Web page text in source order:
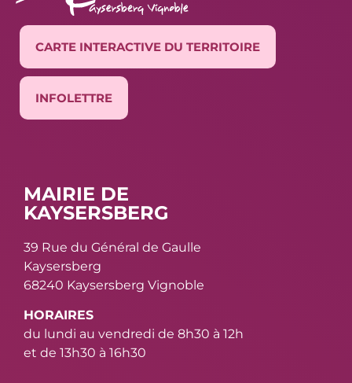
CARTE INTERACTIVE DU TERRITOIRE
INFOLETTRE
MAIRIE DE
KAYSERSBERG
39 Rue du Général de Gaulle
Kaysersberg
68240 Kaysersberg Vignoble
HORAIRES
du lundi au vendredi de 8h30 à 12h
et de 13h30 à 16h30